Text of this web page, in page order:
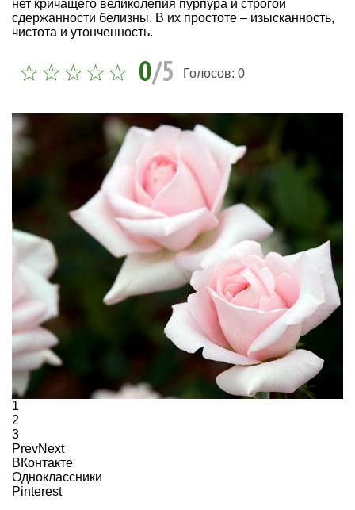
нет кричащего великолепия пурпура и строгой
сдержанности белизны. В их простоте – изысканность,
чистота и утонченность.
0/5 Голосов: 0
1
2
3
PrevNext
ВКонтакте
Одноклассники
Pinterest